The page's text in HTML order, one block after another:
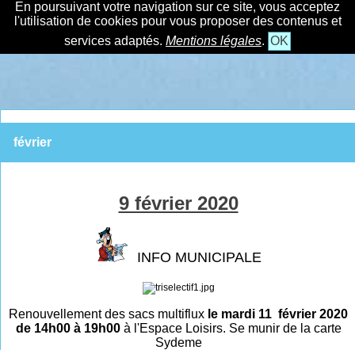
En poursuivant votre navigation sur ce site, vous acceptez
l'utilisation de cookies pour vous proposer des contenus et
services adaptés. Mentions légales. OK
février
9 février 2020
INFO MUNICIPALE
Renouvellement des sacs multiflux le mardi 11 février 2020
de 14h00 à 19h00à l'Espace Loisirs. Se munir de la carte
Sydeme